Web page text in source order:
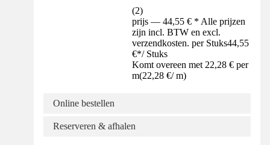
(2)
prijs — 44,55 € * Alle prijzen
zijn incl. BTW en excl.
verzendkosten. per Stuks44,55
€*/ Stuks
Komt overeen met 22,28 € per
m(22,28 €/ m)
Online bestellen
Reserveren & afhalen